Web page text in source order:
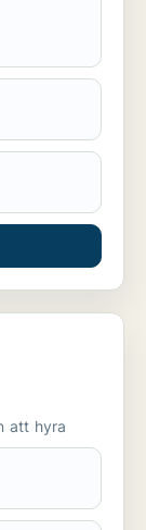
att hyra